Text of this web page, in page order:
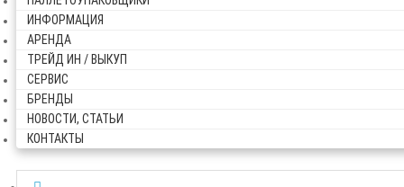
ИНФОРМАЦИЯ
АРЕНДА
ТРЕЙД ИН / ВЫКУП
СЕРВИС
БРЕНДЫ
НОВОСТИ, СТАТЬИ
КОНТАКТЫ